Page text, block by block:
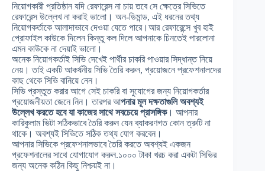
নিয়োগকারী প্রতিষ্ঠান যদি রেফারেন্স না চায় তবে সে ক্ষেত্রে সিভিতে
রেফারেন্স উল্লেখ না করাই ভালো। অন-ডিমান্ড, এই ধরনের তথ্য
নিয়োগকর্তাকে আলাদাভাবে দেওয়া যেতে পারে।আর রেফারেন্সে খুব হাই
প্রোফাইল কাউকে দিলেন কিন্তু কল দিলে আপনাকে চিনতেই পারলোনা
এমন কাউকে না দেয়াই ভালো।
অনেক নিয়োগকর্তাই সিভি দেখেই পার্থীর চাকরি পাওয়ার সিদ্ধান্ত নিয়ে
নেয়। তাই একটি আকর্ষনীয় সিভি তৈরি করুন, প্রয়োজনে প্রফেশনালদের
কাছ থেকে সিভি বানিয়ে নেন।
সিভি প্রস্তুত করার আগে সেই চাকরি বা সুযোগের জন্য নিয়োগকর্তার
প্রয়োজনীয়তা জেনে নিন। তারপর আপনার মূল দক্ষতাগুলি অবশ্যই
উল্লেখ করতে হবে যা কাজের সাথে সবচেয়ে প্রাসঙ্গিক। আপনার
কারিকুলাম ভিটা সঠিকভাবে তৈরি করুন যেন ব্যাকরণগত কোন ত্রুটি না
থাকে। অবশ্যই সিভিতে সঠিক তথ্য যোগ করবেন।
আপনার সিভিকে প্রফেশনালভাবে তৈরি করতে অবশ্যই একজন
প্রফেশনালের সাথে যোগাযোগ করুন.১০০০ টাকা খরচ করা একটা সিভির
জন্য অনেক কঠিন কিছু নিশ্চয়ই না।